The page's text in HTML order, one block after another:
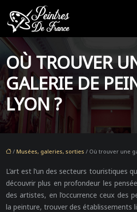
OÙ TROUVER
GALERIE DE
LYON ?
/ Musées, galeries, sorties / Où trouver une
L’art est l’un des secteurs touristiques
découvrir plus en profondeur les
des artistes, en l’occurrence ceux des
la peinture, trouver des établissements